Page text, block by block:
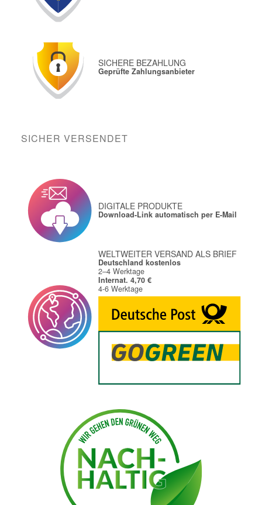
SICHERE BEZAHLUNG
Geprüfte Zahlungsanbieter
SICHER VERSENDET
DIGITALE PRODUKTE
Download-Link automatisch per E-Mail
WELTWEITER VERSAND ALS BRIEF
Deutschland kostenlos
2–4 Werktage
Internat. 4,70 €
4-6 Werktage